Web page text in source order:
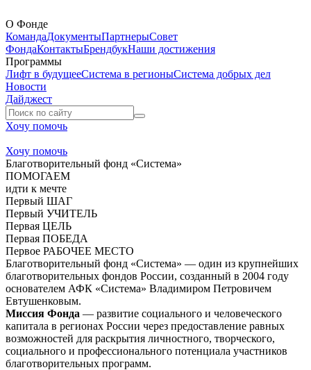
О Фонде
КомандаДокументыПартнерыСовет
ФондаКонтактыБрендбукНаши достижения
Программы
Лифт в будущееСистема в регионыСистема добрых дел
Новости
Дайджест
Хочу помочь
Хочу помочь
Благотворительный фонд «Система»
ПОМОГАЕМ
идти к мечте
Первый ШАГ
Первый УЧИТЕЛЬ
Первая ЦЕЛЬ
Первая ПОБЕДА
Первое РАБОЧЕЕ МЕСТО
Благотворительный фонд «Система» — один из крупнейших
благотворительных фондов России, созданный в 2004 году
основателем АФК «Система» Владимиром Петровичем
Евтушенковым.
Миссия Фонда — развитие социального и человеческого
капитала в регионах России через предоставление равных
возможностей для раскрытия личностного, творческого,
социального и профессионального потенциала участников
благотворительных программ.